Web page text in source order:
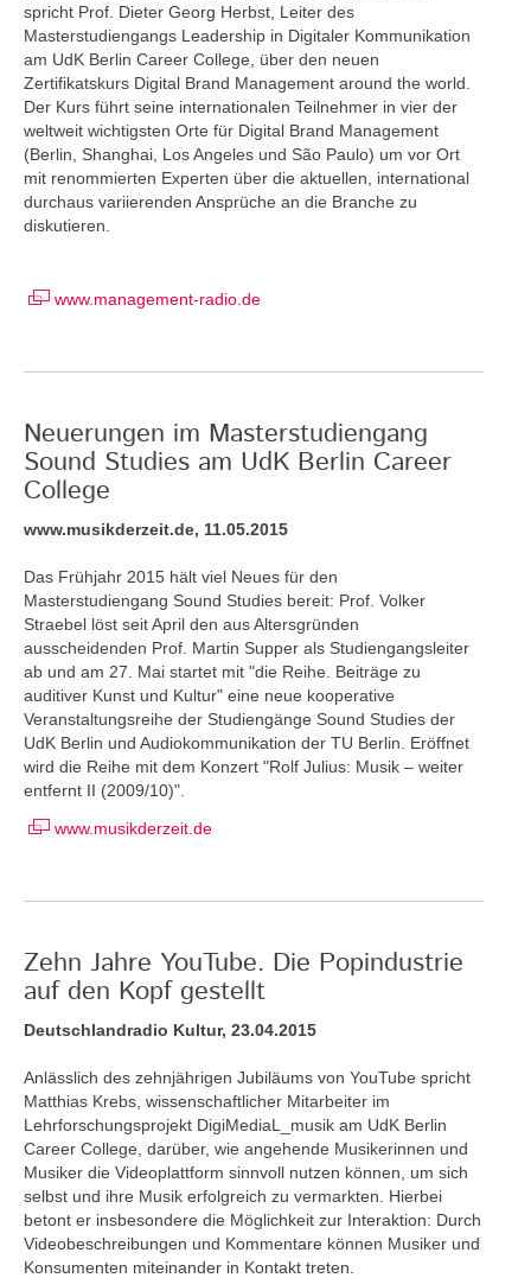
spricht Prof. Dieter Georg Herbst, Leiter des
Masterstudiengangs Leadership in Digitaler Kommunikation
am UdK Berlin Career College, über den neuen
Zertifikatskurs Digital Brand Management around the world.
Der Kurs führt seine internationalen Teilnehmer in vier der
weltweit wichtigsten Orte für Digital Brand Management
(Berlin, Shanghai, Los Angeles und São Paulo) um vor Ort
mit renommierten Experten über die aktuellen, international
durchaus variierenden Ansprüche an die Branche zu
diskutieren.
www.management-radio.de
Neuerungen im Masterstudiengang
Sound Studies am UdK Berlin Career
College
www.musikderzeit.de, 11.05.2015
Das Frühjahr 2015 hält viel Neues für den
Masterstudiengang Sound Studies bereit: Prof. Volker
Straebel löst seit April den aus Altersgründen
ausscheidenden Prof. Martin Supper als Studiengangsleiter
ab und am 27. Mai startet mit "die Reihe. Beiträge zu
auditiver Kunst und Kultur" eine neue kooperative
Veranstaltungsreihe der Studiengänge Sound Studies der
UdK Berlin und Audiokommunikation der TU Berlin. Eröffnet
wird die Reihe mit dem Konzert "Rolf Julius: Musik – weiter
entfernt II (2009/10)".
www.musikderzeit.de
Zehn Jahre YouTube. Die Popindustrie
auf den Kopf gestellt
Deutschlandradio Kultur, 23.04.2015
Anlässlich des zehnjährigen Jubiläums von YouTube spricht
Matthias Krebs, wissenschaftlicher Mitarbeiter im
Lehrforschungsprojekt DigiMediaL_musik am UdK Berlin
Career College, darüber, wie angehende Musikerinnen und
Musiker die Videoplattform sinnvoll nutzen können, um sich
selbst und ihre Musik erfolgreich zu vermarkten. Hierbei
betont er insbesondere die Möglichkeit zur Interaktion: Durch
Videobeschreibungen und Kommentare können Musiker und
Konsumenten miteinander in Kontakt treten.